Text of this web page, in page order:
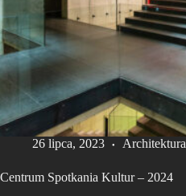
26 lipca, 2023 Architektura
Centrum Spotkania Kultur – 2024